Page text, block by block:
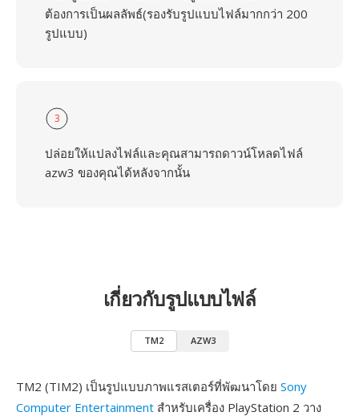
ต้องการเป็นผลลัพธ์(รองรับรูปแบบไฟล์มากกว่า 200
รูปแบบ)
3
ปล่อยให้แปลงไฟล์และคุณสามารถดาวน์โหลดไฟล์
azw3 ของคุณได้หลังจากนั้น
เกี่ยวกับรูปแบบไฟล์
TM2 AZW3
TM2 (TIM2) เป็นรูปแบบภาพแรสเตอร์ที่พัฒนาโดย Sony
Computer Entertainment สำหรับเครื่อง PlayStation 2 วาง